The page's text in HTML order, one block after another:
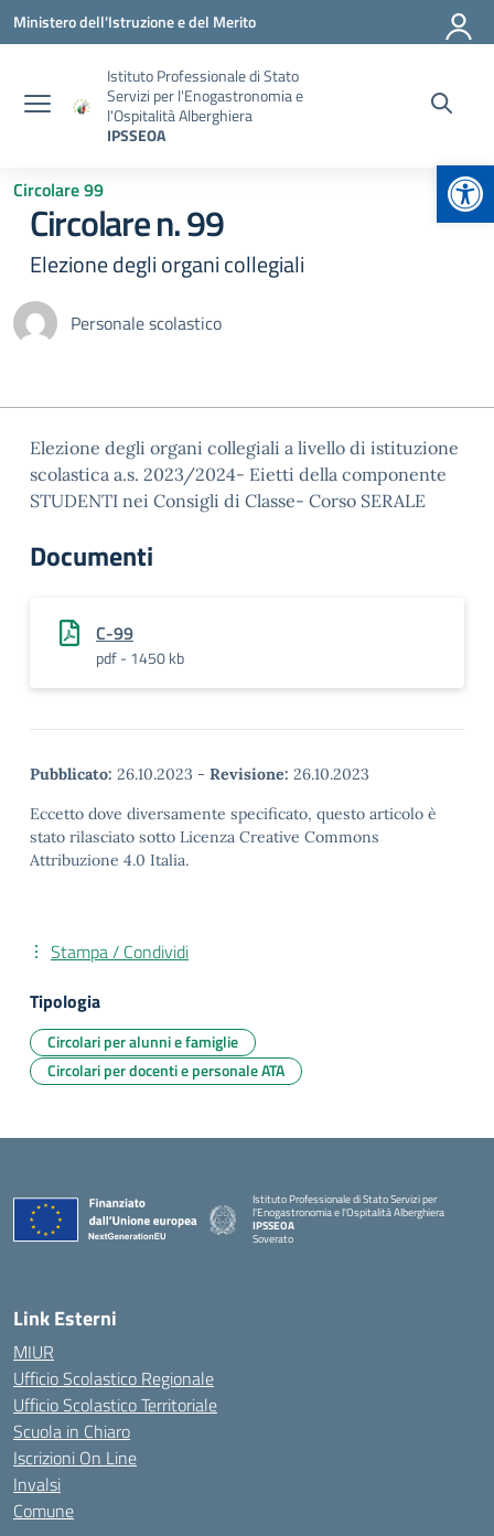
Vai ai contenuti
Vai al menu di navigazione
Vai al footer
Ministero dell'Istruzione e del Merito
Istituto Professionale di Stato
Servizi per l'Enogastronomia e
l'Ospitalità Alberghiera
IPSSEOA
Circolare 99
Circolare n. 99
Elezione degli organi collegiali
Personale scolastico
Elezione degli organi collegiali a livello di istituzione
scolastica a.s. 2023/2024- Eietti della componente
STUDENTI nei Consigli di Classe- Corso SERALE
Documenti
C-99
pdf - 1450 kb
Pubblicato: 26.10.2023 - Revisione: 26.10.2023
Eccetto dove diversamente specificato, questo articolo è
stato rilasciato sotto Licenza Creative Commons
Attribuzione 4.0 Italia.
Stampa / Condividi
Tipologia
Circolari per alunni e famiglie
Circolari per docenti e personale ATA
Istituto Professionale di Stato Servizi per
l'Enogastronomia e l'Ospitalità Alberghiera
IPSSEOA
Soverato
Link Esterni
MIUR
Ufficio Scolastico Regionale
Ufficio Scolastico Territoriale
Scuola in Chiaro
Iscrizioni On Line
Invalsi
Comune